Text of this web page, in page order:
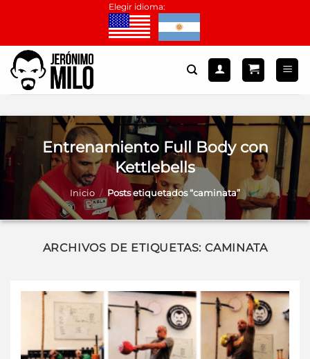
contenido
Elegir idioma:
Entrenamiento Full Body con
Kettlebells
Inicio / Posts etiquetados “caminata”
ARCHIVOS DE ETIQUETAS: CAMINATA